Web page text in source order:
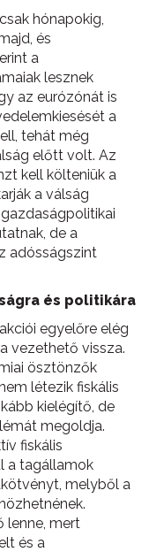
hónapokig,
és
a
lesznek
az eurózónát is
a
tehát még
előtt volt. Az
kell költeniük a
a válság
de a
adósságszint
és politikára
egyelőre elég
vezethető vissza.
ösztönzők
létezik fiskális
kielégítő, de
megoldja.
fiskális
a tagállamok
melyből a
lenne, mert
és a